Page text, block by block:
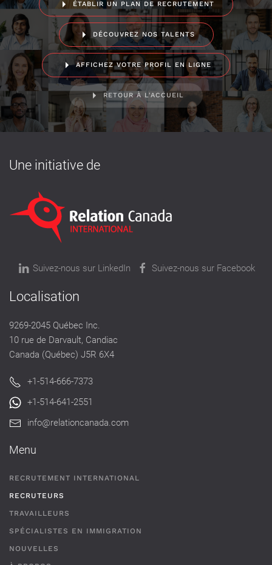
ÉTABLIR UN PLAN DE RECRUTEMENT
DÉCOUVREZ NOS TALENTS
AFFICHEZ VOTRE PROFIL EN LIGNE
RETOUR À L'ACCUEIL
Une initiative de
Suivez-nous sur LinkedIn Suivez-nous sur Facebook
Localisation
9269-2045 Québec Inc.
10 rue de Darvault, Candiac
Canada (Québec) J5R 6X4
+1-514-666-7373
+1-514-641-2551
info@relationcanada.com
Menu
RECRUTEMENT INTERNATIONAL
RECRUTEURS
TRAVAILLEURS
SPÉCIALISTES EN IMMIGRATION
NOUVELLES